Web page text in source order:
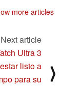
more articles
Next article
Ultra 3
listo a
para su
⟩